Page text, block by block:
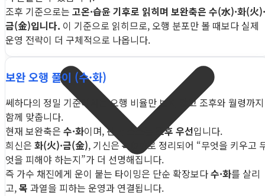
조후 기준으로는 고온·습윤 기후로 읽히며 보완축은 수(水)·화(火)·
금(金)입니다. 이 기준으로 읽히므로, 오행 분포만 볼 때보다 실제
운영 전략이 더 구체적으로 나옵니다.
보완 오행 풀이 (수·화)
쎄하다의 정밀 기준에서는 오행 비율만 보지 않고 조후와 월령까지
함께 맞춥니다.
현재 보완축은 수·화이며, 판단 소스는 조후 우선입니다.
희신은 화(火)·금(金), 기신은목(木)로 정리되어 “무엇을 키우고
엇을 피해야 하는지”가 더 선명해집니다.
즉 가수 채진에게 운이 붙는 타이밍은 단순 확장보다수·화를 살리
고,목 과열을 피하는 운영과 연결됩니다.